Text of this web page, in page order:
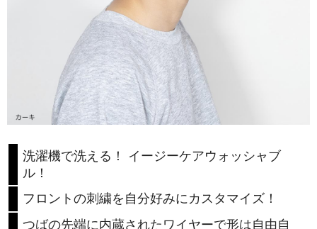
洗濯機で洗える！ イージーケアウォッシャブ
ル！
フロントの刺繍を自分好みにカスタマイズ！
つばの先端に内蔵されたワイヤーで形は自由自